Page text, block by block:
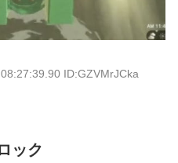
ID:GZVMrJCka
ック